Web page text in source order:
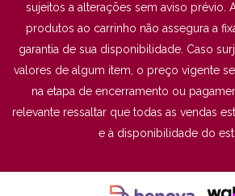
sujeitos a alterações sem aviso prévio.
produtos ao carrinho não assegura a
garantia de sua disponibilidade. Caso
valores de algum item, o preço vigente
na etapa de encerramento ou
relevante ressaltar que todas as vendas
e à disponibilidade do